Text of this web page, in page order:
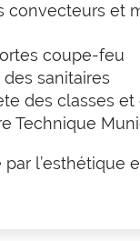
convecteurs et
coupe-feu
sanitaires
des classes
Technique